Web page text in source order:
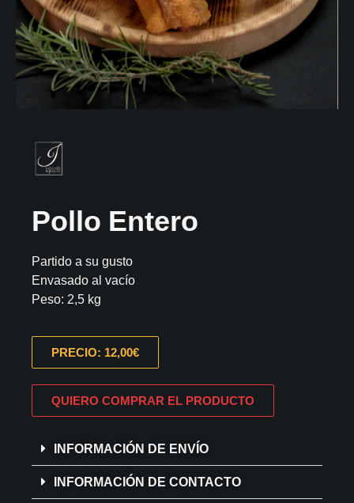
Pollo Entero
Partido a su gusto
Envasado al vacío
Peso: 2,5 kg
PRECIO: 12,00€
QUIERO COMPRAR EL PRODUCTO
INFORMACIÓN DE ENVÍO
INFORMACIÓN DE CONTACTO